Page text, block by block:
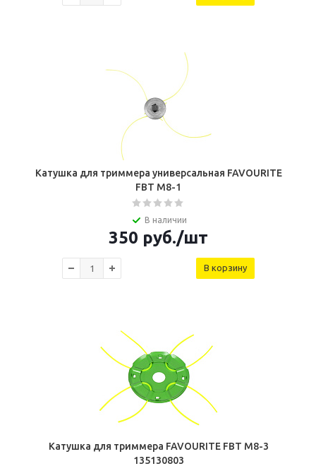
Катушка для триммера универсальная FAVOURITE
FBT M8-1
В наличии
350 руб./шт
В корзину
Катушка для триммера FAVOURITE FBT M8-3
135130803